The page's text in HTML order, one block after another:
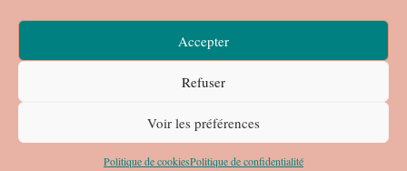
Accepter
Refuser
Voir les préférences
Politique de cookiesPolitique de confidentialité
Articles 0